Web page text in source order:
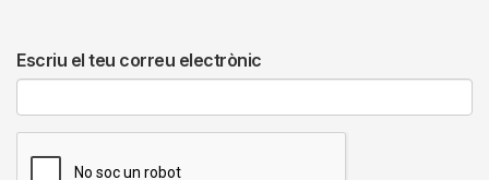
Escriu el teu correu electrònic